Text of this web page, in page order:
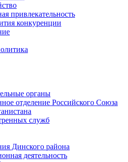
привлекательность
конкуренции
органы
отделение Российского Союза
служб
Динского района
деятельность